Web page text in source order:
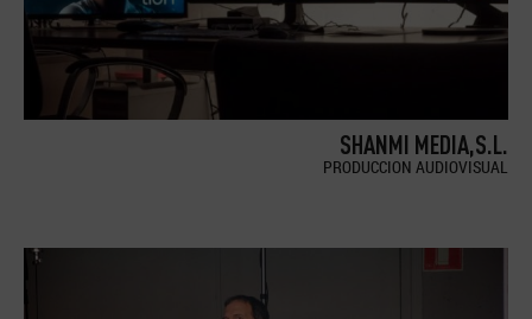
SHANMI MEDIA,S.L.
PRODUCCION AUDIOVISUAL